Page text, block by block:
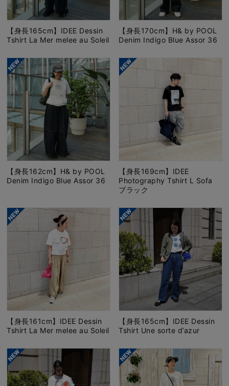
【身長165cm】IDEE Dessin
Tshirt La Mer melee au Soleil
【身長170cm】H& by POOL
Denim Indigo Blue Assor 36
【身長162cm】H& by POOL
Denim Indigo Blue Assor 36
【身長169cm】IDEE
Photography Tshirt L Sofa
ブラック
【身長161cm】IDEE Dessin
Tshirt La Mer melee au Soleil
【身長165cm】IDEE Dessin
Tshirt Une sorte d’azur